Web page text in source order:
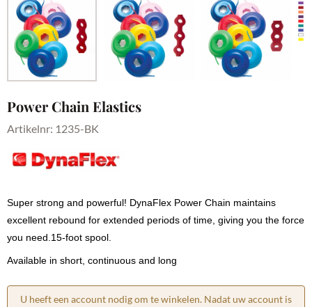
Power Chain Elastics
Artikelnr: 1235-BK
Super strong and powerful! DynaFlex Power Chain maintains
excellent rebound for extended periods of time, giving you the force
you need.15-foot spool.
Available in short, continuous and long
U heeft een account nodig om te winkelen. Nadat uw account is